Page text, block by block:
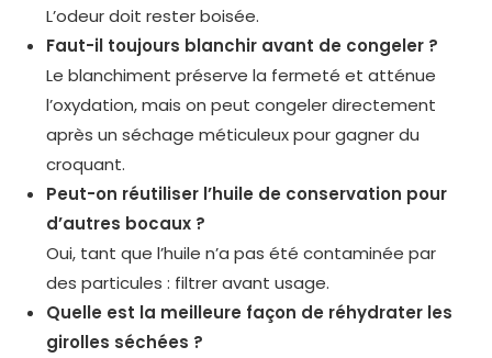
L’odeur doit rester boisée.
Faut-il toujours blanchir avant de congeler ?
Le blanchiment préserve la fermeté et atténue
l’oxydation, mais on peut congeler directement
après un séchage méticuleux pour gagner du
croquant.
Peut-on réutiliser l’huile de conservation pour
d’autres bocaux ?
Oui, tant que l’huile n’a pas été contaminée par
des particules : filtrer avant usage.
Quelle est la meilleure façon de réhydrater les
girolles séchées ?